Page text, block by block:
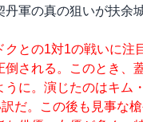
軍の真の狙いが扶余
との1対1の戦いに注
される。このとき、
に。演じたのはキム
だ。この後も見事な